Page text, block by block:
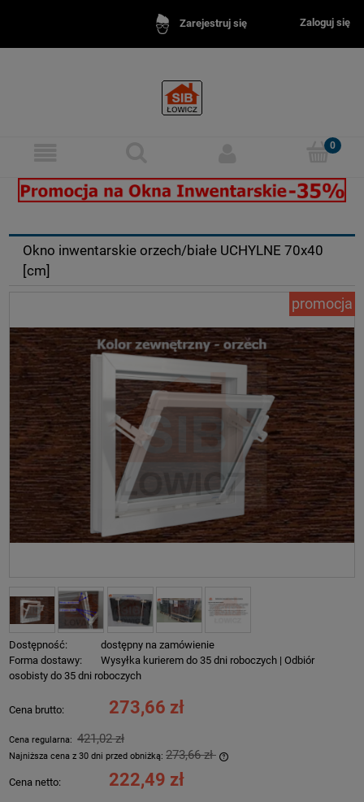
Zarejestruj się Zaloguj się
Okno inwentarskie orzech/białe UCHYLNE 70x40
[cm]
promocja
Dostępność:
dostępny na zamówienie
Forma dostawy:
Wysyłka kurierem do 35 dni roboczych | Odbiór
osobisty do 35 dni roboczych
Cena brutto: 273,66 zł
Cena regularna: 421,02 zł
Najniższa cena z 30 dni przed obniżką: 273,66 zł
Cena netto: 222,49 zł